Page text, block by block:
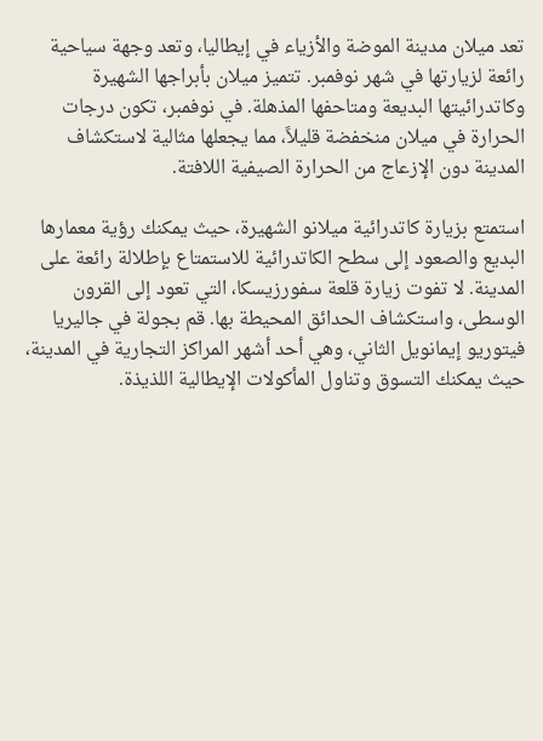
تعد ميلان مدينة الموضة والأزياء في إيطاليا، وتعد وجهة سياحية
رائعة لزيارتها في شهر نوفمبر. تتميز ميلان بأبراجها الشهيرة
وكاتدرائيتها البديعة ومتاحفها المذهلة. في نوفمبر، تكون درجات
الحرارة في ميلان منخفضة قليلاً، مما يجعلها مثالية لاستكشاف
المدينة دون الإزعاج من الحرارة الصيفية اللافتة.
استمتع بزيارة كاتدرائية ميلانو الشهيرة، حيث يمكنك رؤية معمارها
البديع والصعود إلى سطح الكاتدرائية للاستمتاع بإطلالة رائعة على
المدينة. لا تفوت زيارة قلعة سفورزيسكا، التي تعود إلى القرون
الوسطى، واستكشاف الحدائق المحيطة بها. قم بجولة في جاليريا
فيتوريو إيمانويل الثاني، وهي أحد أشهر المراكز التجارية في المدينة،
حيث يمكنك التسوق وتناول المأكولات الإيطالية اللذيذة.